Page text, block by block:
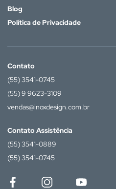
Blog
Política de Privacidade
Contato
(55) 3541-0745
(55) 9 9623-3109
vendas@inoxdesign.com.br
Contato Assistência
(55) 3541-0889
(55) 3541-0745